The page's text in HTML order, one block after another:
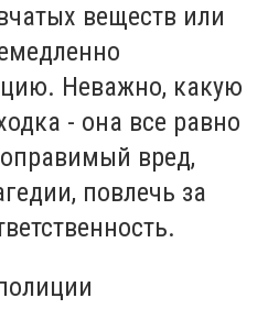
веществ или
Неважно, какую
- она ​​все равно
вред,
повлечь за